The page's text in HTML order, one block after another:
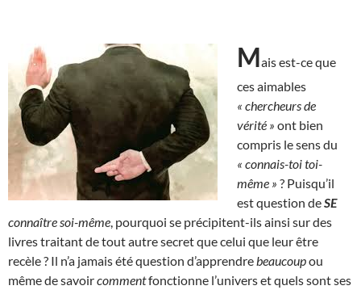
Mais est-ce que
ces aimables
« chercheurs de
vérité » ont bien
compris le sens du
« connais-toi toi-
même » ? Puisqu’il
est question deSE
connaître soi-même , pourquoi se précipitent-ils ainsi sur des
livres traitant de tout autre secret que celui que leur être
recèle ? Il n’a jamais été question d’apprendre beaucoupou
même de savoircommentfonctionne l’univers et quels sont ses